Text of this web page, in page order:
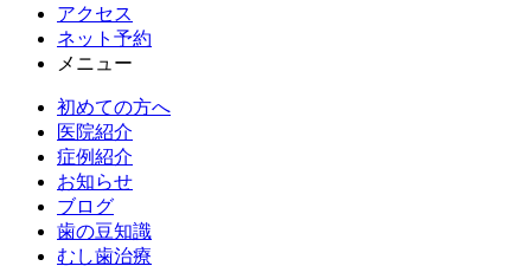
アクセス
ネット予約
メニュー
初めての方へ
医院紹介
症例紹介
お知らせ
ブログ
歯の豆知識
むし歯治療